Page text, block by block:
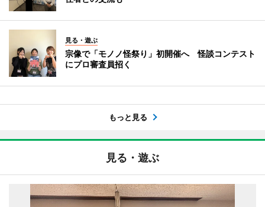
見る・遊ぶ
宗像で「モノノ怪祭り」初開催へ 怪談コンテスト
にプロ審査員招く
もっと見る
見る・遊ぶ